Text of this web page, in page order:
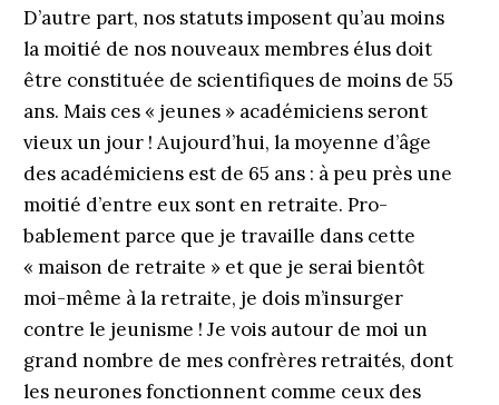
D’autre part, nos statuts imposent qu’au moins
la moitié de nos nouveaux membres élus doit
être constituée de scientifiques de moins de 55
ans. Mais ces « jeunes » académiciens seront
vieux un jour ! Aujourd’hui, la moyenne d’âge
des académiciens est de 65 ans : à peu près une
moitié d’entre eux sont en retraite. ­Pro­
bablement parce que je travaille dans cette
« maison de retraite » et que je serai bientôt
moi-même à la retraite, je dois m’insurger
contre le jeunisme ! Je vois autour de moi un
grand nombre de mes confrères retraités, dont
les neurones fonctionnent comme ceux des